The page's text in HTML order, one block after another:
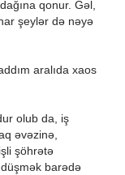
qonur. Gəl,
şeylər də nəyə
aralıda xaos
olub da, iş
əvəzinə,
şöhrətə
barədə